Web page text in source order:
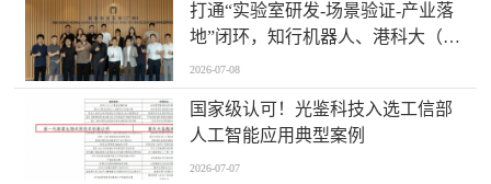
打通“实验室研发-场景验证-产业落
地”闭环，知行机器人、港科大（广
州）、北京粤电三方联合解锁城市
服务机器人规模化应用
2026-07-08
国家级认可！光鉴科技入选工信部
人工智能应用典型案例
2026-07-07